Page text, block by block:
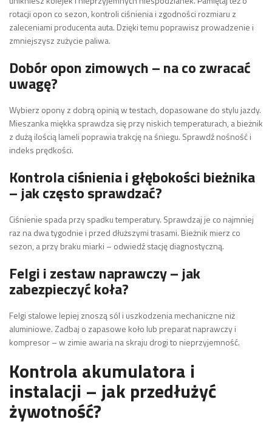
rotacji opon co sezon, kontroli ciśnienia i zgodności rozmiaru z
zaleceniami producenta auta. Dzięki temu poprawisz prowadzenie i
zmniejszysz zużycie paliwa.
Dobór opon zimowych – na co zwracać
uwagę?
Wybierz opony z dobrą opinią w testach, dopasowane do stylu jazdy.
Mieszanka miękka sprawdza się przy niskich temperaturach, a bieżnik
z dużą ilością lameli poprawia trakcję na śniegu. Sprawdź nośność i
indeks prędkości.
Kontrola ciśnienia i głębokości bieżnika
– jak często sprawdzać?
Ciśnienie spada przy spadku temperatury. Sprawdzaj je co najmniej
raz na dwa tygodnie i przed dłuższymi trasami. Bieżnik mierz co
sezon, a przy braku miarki – odwiedź stację diagnostyczną.
Felgi i zestaw naprawczy – jak
zabezpieczyć koła?
Felgi stalowe lepiej znoszą sól i uszkodzenia mechaniczne niż
aluminiowe. Zadbaj o zapasowe koło lub preparat naprawczy i
kompresor – w zimie awaria na skraju drogi to nieprzyjemność.
Kontrola akumulatora i
instalacji – jak przedłużyć
żywotność?